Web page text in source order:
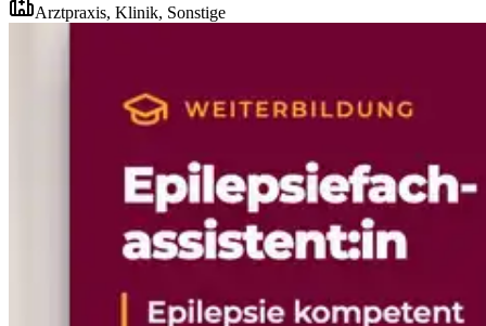
Arztpraxis, Klinik, Sonstige